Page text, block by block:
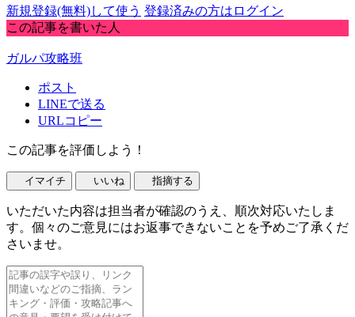
新規登録(無料)して使う 登録済みの方はログイン
この記事を書いた人
ガルパ攻略班
ポスト
LINEで送る
URLコピー
この記事を評価しよう！
イマイチ いいね 指摘する
いただいた内容は担当者が確認のうえ、順次対応いたしま
す。個々のご意見にはお返事できないことを予めご了承くだ
さいませ。